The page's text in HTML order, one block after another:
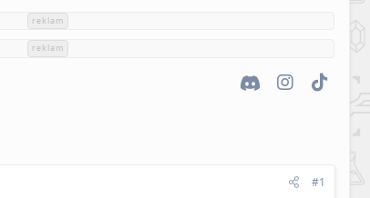
reklam
reklam
DiscordInstagram
TikTok
#1